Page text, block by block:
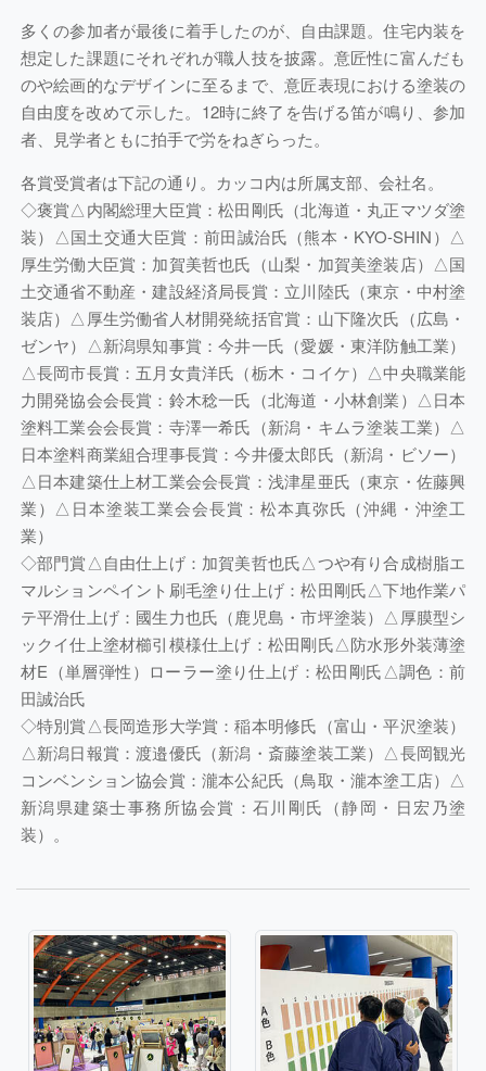
多くの参加者が最後に着手したのが、自由課題。住宅内装を
想定した課題にそれぞれが職人技を披露。意匠性に富んだも
のや絵画的なデザインに至るまで、意匠表現における塗装の
自由度を改めて示した。12時に終了を告げる笛が鳴り、参加
者、見学者ともに拍手で労をねぎらった。
各賞受賞者は下記の通り。カッコ内は所属支部、会社名。
◇褒賞△内閣総理大臣賞：松田剛氏（北海道・丸正マツダ塗
装）△国土交通大臣賞：前田誠治氏（熊本・KYO-SHIN）△
厚生労働大臣賞：加賀美哲也氏（山梨・加賀美塗装店）△国
土交通省不動産・建設経済局長賞：立川陸氏（東京・中村塗
装店）△厚生労働省人材開発統括官賞：山下隆次氏（広島・
ゼンヤ）△新潟県知事賞：今井一氏（愛媛・東洋防触工業）
△長岡市長賞：五月女貴洋氏（栃木・コイケ）△中央職業能
力開発協会会長賞：鈴木稔一氏（北海道・小林創業）△日本
塗料工業会会長賞：寺澤一希氏（新潟・キムラ塗装工業）△
日本塗料商業組合理事長賞：今井優太郎氏（新潟・ビソー）
△日本建築仕上材工業会会長賞：浅津星亜氏（東京・佐藤興
業）△日本塗装工業会会長賞：松本真弥氏（沖縄・沖塗工
業）
◇部門賞△自由仕上げ：加賀美哲也氏△つや有り合成樹脂エ
マルションペイント刷毛塗り仕上げ：松田剛氏△下地作業パ
テ平滑仕上げ：國生力也氏（鹿児島・市坪塗装）△厚膜型シ
ックイ仕上塗材櫛引模様仕上げ：松田剛氏△防水形外装薄塗
材E（単層弾性）ローラー塗り仕上げ：松田剛氏△調色：前
田誠治氏
◇特別賞△長岡造形大学賞：稲本明修氏（富山・平沢塗装）
△新潟日報賞：渡邉優氏（新潟・斎藤塗装工業）△長岡観光
コンベンション協会賞：瀧本公紀氏（鳥取・瀧本塗工店）△
新潟県建築士事務所協会賞：石川剛氏（静岡・日宏乃塗
装）。